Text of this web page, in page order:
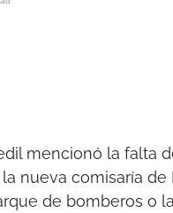
mencionó la falta
nueva comisaría de
de bomberos o